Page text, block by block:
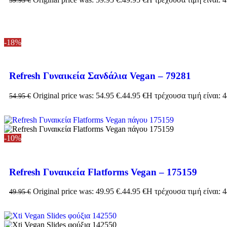
-18%
Refresh Γυναικεία Σανδάλια Vegan – 79281
54.95€ Original price was: 54.95 €.44.95 €Η τρέχουσα τιμή είναι:
-10%
Refresh Γυναικεία Flatforms Vegan – 175159
49.95€ Original price was: 49.95 €.44.95 €Η τρέχουσα τιμή είναι: